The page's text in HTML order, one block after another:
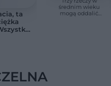
ta
średnim wieku
mogą oddalić